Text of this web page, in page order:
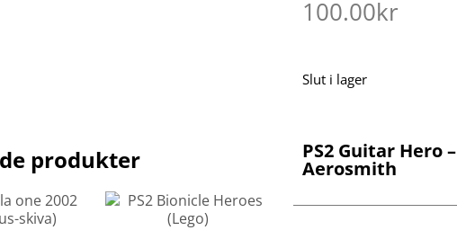
100.00kr
Slut i lager
produkter PS2 Guitar Hero –
Aerosmith